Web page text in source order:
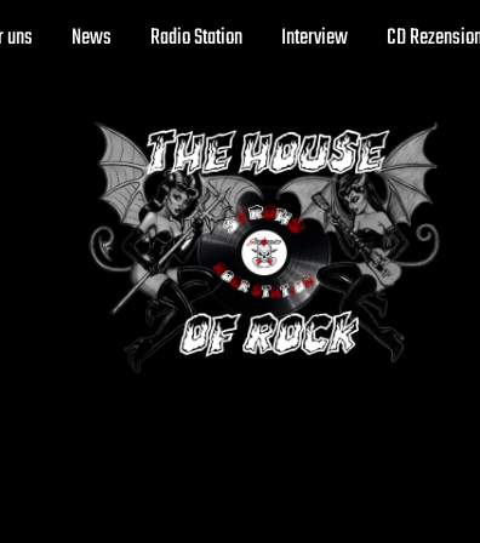
uns News Radio Station Interview CD